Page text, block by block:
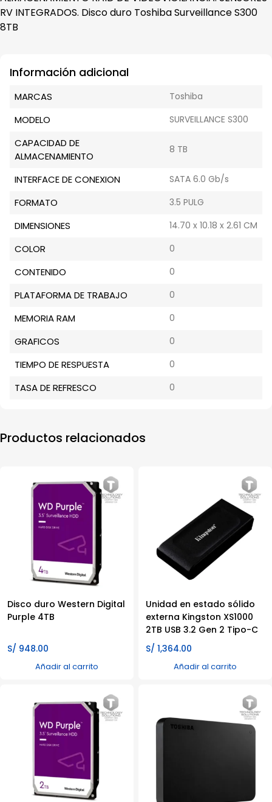
RV INTEGRADOS. Disco duro Toshiba Surveillance S300
8TB
Información adicional
MARCAS Toshiba
MODELO SURVEILLANCE S300
CAPACIDAD DE
ALMACENAMIENTO
8 TB
INTERFACE DE CONEXION SATA 6.0 Gb/s
FORMATO 3.5 PULG
DIMENSIONES 14.70 x 10.18 x 2.61 CM
COLOR 0
CONTENIDO 0
PLATAFORMA DE TRABAJO 0
MEMORIA RAM 0
GRAFICOS 0
TIEMPO DE RESPUESTA 0
TASA DE REFRESCO 0
Productos relacionados
Disco duro Western Digital
Purple 4TB
S/ 948.00
Añadir al carrito
Unidad en estado sólido
externa Kingston XS1000
2TB USB 3.2 Gen 2 Tipo-C
S/ 1,364.00
Añadir al carrito